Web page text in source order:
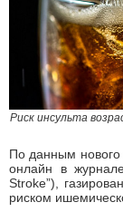
Риск инсульта
По данным нового
онлайн в
Stroke”),
риском